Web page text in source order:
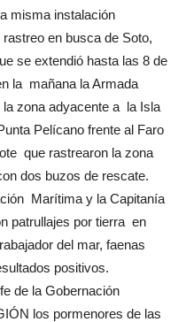
misma instalación
en busca de Soto,
se extendió hasta las 8 de
la mañana la Armada
zona adyacente a la Isla
Pelícano frente al Faro
que rastrearon la zona
dos buzos de rescate.
Marítima y la Capitanía
patrullajes por tierra en
del mar, faenas
positivos.
de la Gobernación
los pormenores de las